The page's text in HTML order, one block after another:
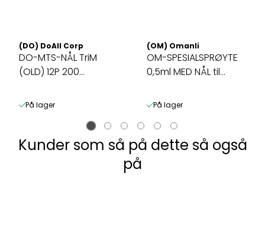
(DO) DoAll Corp
DO-MTS-NÅL TriM
(OLD) 12P 200
På lager
(OM) Omanli
OM-SPESIALSPRØYTE
0,5ml MED NÅL til
På lager
Kunder som så på dette så også
på